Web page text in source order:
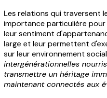
Les relations qui traversent
importance particulière pour
leur sentiment
large et leur permettent
sur leur environnement
intergénérationnelles
transmettre un héritage
maintenant connectés aux